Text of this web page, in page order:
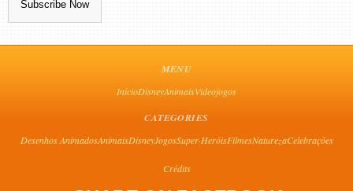
MENU
InícioDisneyAnimaisVideojogos
CATEGORIES
Desenhos AnimadosAnimaisDisneyJogosSuper-HeróisFilmesNaturezaCelebrações
Crédits